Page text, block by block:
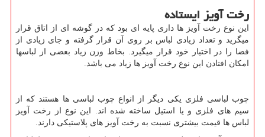
رخت آویز ایستاده
این نوع رخت آویز ها داری پایه ای بود که در گوشه ای از اتاق قرار
میگرید و تعداد زیادی لباس بر روی آن قرار گرفته و جای زیادی از
فضا را در اختیار خود قرار میگیرد. بخاط وزن زیاد بعضی از لباسها
امکان افتادن این نوع رخت آویز ها زیاد می باشد.
چوب لباسی فلزی یکی دیگر از انواع چوب لباسی ها هستند که از
سیم های فلزی و یا استیل ساخته شده اند. این نوع از رخت آویز
لباس ها قیمت بیشتری نسبت به رخت آویز های پلاستیکی دارند.